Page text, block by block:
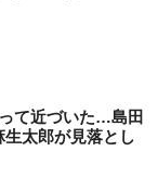
て近づいた…島田
太郎が見落とし